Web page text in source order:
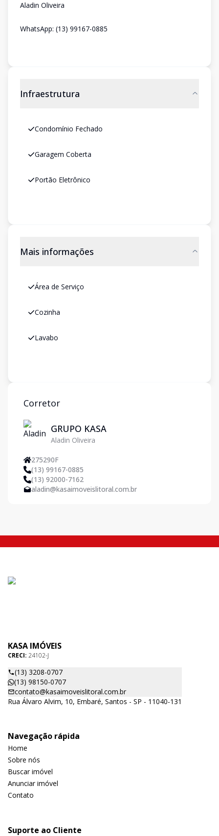
Aladin Oliveira
WhatsApp: (13) 99167-0885
Infraestrutura
Condomínio Fechado
Garagem Coberta
Portão Eletrônico
Mais informações
Área de Serviço
Cozinha
Lavabo
Corretor
GRUPO KASA
Aladin Oliveira
275290F
(13) 99167-0885
(13) 92000-7162
aladin@kasaimoveislitoral.com.br
KASA IMÓVEIS
CRECI: 24102-J
(13) 3208-0707
(13) 98150-0707
contato@kasaimoveislitoral.com.br
Rua Álvaro Alvim, 10, Embaré, Santos - SP - 11040-131
Navegação rápida
Home
Sobre nós
Buscar imóvel
Anunciar imóvel
Contato
Suporte ao Cliente